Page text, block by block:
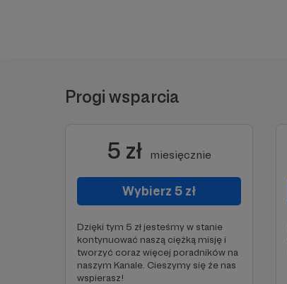
Progi wsparcia
5 zł miesięcznie
Wybierz 5 zł
Dzięki tym 5 zł jesteśmy w stanie
kontynuować naszą ciężką misję i
tworzyć coraz więcej poradników na
naszym Kanale. Cieszymy się że nas
wspierasz!